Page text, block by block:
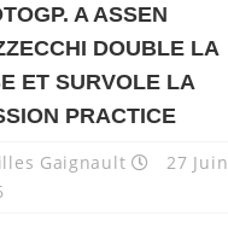
A ASSEN
DOUBLE LA
ET SURVOLE LA
PRACTICE
Gaignault
27 Juin